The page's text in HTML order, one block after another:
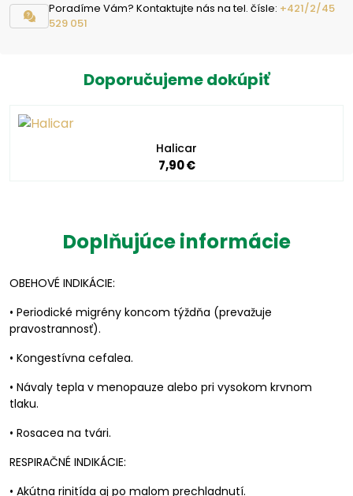
Poradíme Vám? Kontaktujte nás na tel. čísle: +421/2/45
529 051
Doporučujeme dokúpiť
Halicar
7,90 €
Doplňujúce informácie
OBEHOVÉ INDIKÁCIE:
• Periodické migrény koncom týždňa (prevažuje
pravostrannosť).
• Kongestívna cefalea.
• Návaly tepla v menopauze alebo pri vysokom krvnom
tlaku.
• Rosacea na tvári.
RESPIRAČNÉ INDIKÁCIE:
• Akútna rinitída aj po malom prechladnutí.